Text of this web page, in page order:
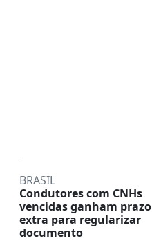
BRASIL
Condutores com CNHs
vencidas ganham prazo
extra para regularizar
documento